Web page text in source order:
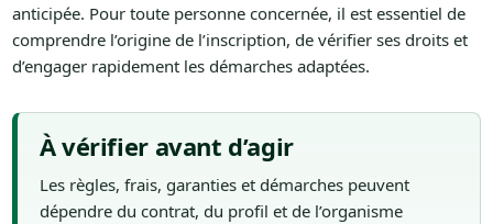
anticipée. Pour toute personne concernée, il est essentiel de
comprendre l’origine de l’inscription, de vérifier ses droits et
d’engager rapidement les démarches adaptées.
À vérifier avant d’agir
Les règles, frais, garanties et démarches peuvent
dépendre du contrat, du profil et de l’organisme